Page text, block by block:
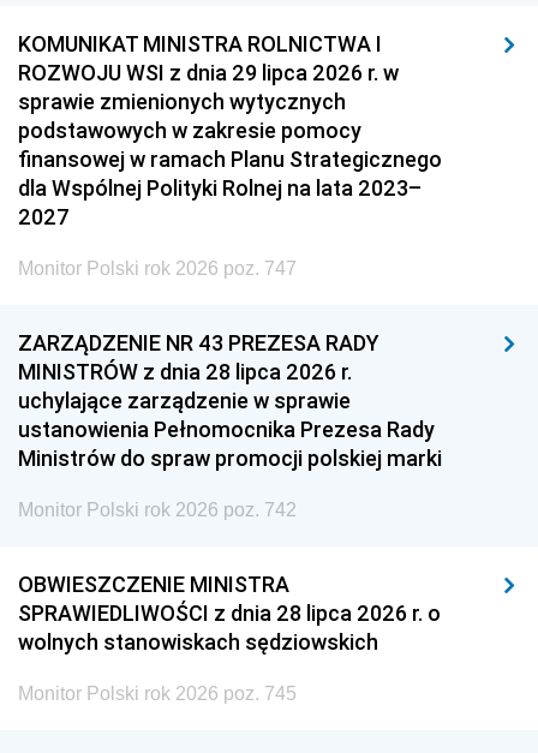
KOMUNIKAT MINISTRA ROLNICTWA I
ROZWOJU WSI z dnia 29 lipca 2026 r. w
sprawie zmienionych wytycznych
podstawowych w zakresie pomocy
finansowej w ramach Planu Strategicznego
dla Wspólnej Polityki Rolnej na lata 2023–
2027
Monitor Polski rok 2026 poz. 747
ZARZĄDZENIE NR 43 PREZESA RADY
MINISTRÓW z dnia 28 lipca 2026 r.
uchylające zarządzenie w sprawie
ustanowienia Pełnomocnika Prezesa Rady
Ministrów do spraw promocji polskiej marki
Monitor Polski rok 2026 poz. 742
OBWIESZCZENIE MINISTRA
SPRAWIEDLIWOŚCI z dnia 28 lipca 2026 r. o
wolnych stanowiskach sędziowskich
Monitor Polski rok 2026 poz. 745